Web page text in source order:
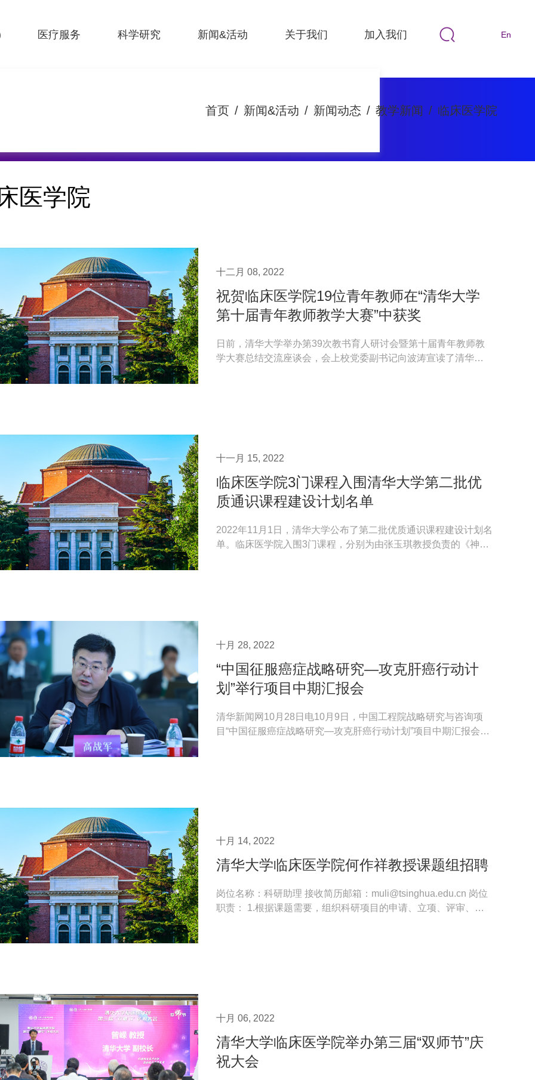
医疗服务 科学研究 新闻&活动 关于我们 加入我们 En
首页 / 新闻&活动 / 新闻动态 / 教学新闻 / 临床医学院
医学院
十二月 08, 2022
祝贺临床医学院19位青年教师在“清华大学
第十届青年教师教学大赛”中获奖
日前，清华大学举办第39次教书育人研讨会暨第十届青年教师教
学大赛总结交流座谈会，会上校党委副书记向波涛宣读了清华大
十一月 15, 2022
临床医学院3门课程入围清华大学第二批优
质通识课程建设计划名单
2022年11月1日，清华大学公布了第二批优质通识课程建设计划名
单。临床医学院入围3门课程，分别为由张玉琪教授负责的《神奇
十月 28, 2022
“中国征服癌症战略研究—攻克肝癌行动计
划”举行项目中期汇报会
清华新闻网10月28日电10月9日，中国工程院战略研究与咨询项
目“中国征服癌症战略研究—攻克肝癌行动计划”项目中期汇报会暨
十月 14, 2022
清华大学临床医学院何作祥教授课题组招聘
岗位名称：科研助理 接收简历邮箱：muli@tsinghua.edu.cn 岗位
职责： 1.根据课题需要，组织科研项目的申请、立项、评审、跟
十月 06, 2022
清华大学临床医学院举办第三届“双师节”庆
祝大会